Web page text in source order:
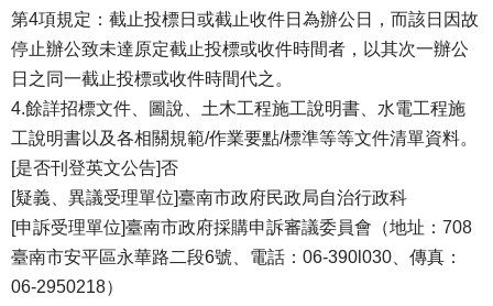
第4項規定：截止投標日或截止收件日為辦公日，而該日因故
停止辦公致未達原定截止投標或收件時間者，以其次一辦公
日之同一截止投標或收件時間代之。
4.餘詳招標文件、圖說、土木工程施工說明書、水電工程施
工說明書以及各相關規範/作業要點/標準等等文件清單資料。
[是否刊登英文公告]否
[疑義、異議受理單位]臺南市政府民政局自治行政科
[申訴受理單位]臺南市政府採購申訴審議委員會（地址：708
臺南市安平區永華路二段6號、電話：06-390l030、傳真：
06-2950218）